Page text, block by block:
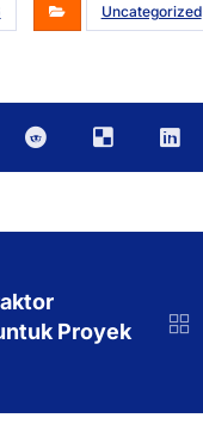
Uncategorized
Proyek